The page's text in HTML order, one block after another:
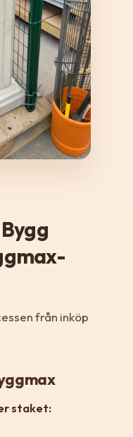
från inköp
staket: